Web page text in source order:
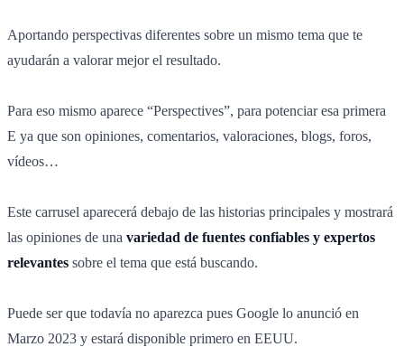
Aportando perspectivas diferentes sobre un mismo tema que te
ayudarán a valorar mejor el resultado.
Para eso mismo aparece “Perspectives”, para potenciar esa primera
E ya que son opiniones, comentarios, valoraciones, blogs, foros,
vídeos…
Este carrusel aparecerá debajo de las historias principales y mostrará
las opiniones de una variedad de fuentes confiables y expertos
relevantes sobre el tema que está buscando.
Puede ser que todavía no aparezca pues Google lo anunció en
Marzo 2023 y estará disponible primero en EEUU.